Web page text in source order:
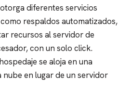
diferentes servicios
respaldos automatizados,
recursos al servidor de
con un solo click.
se aloja en una
en lugar de un servidor